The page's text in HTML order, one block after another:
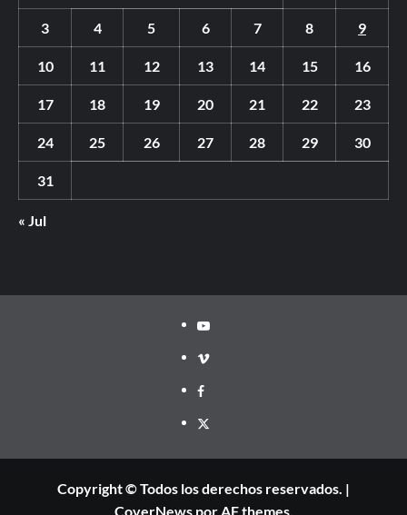
3 4 5 6 7 8 9
10 11 12 13 14 15 16
17 18 19 20 21 22 23
24 25 26 27 28 29 30
31
« Jul
Youtube
Vimeo
Facebook
Twitter
Copyright © Todos los derechos reservados. |
CoverNewspor AF themes.